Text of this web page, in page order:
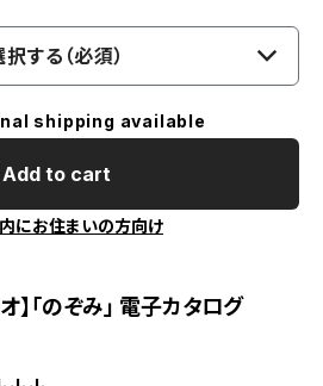
する（必須）
shipping available
Add to cart
にお住まいの方向け
】「のぞみ」 電子カタログ